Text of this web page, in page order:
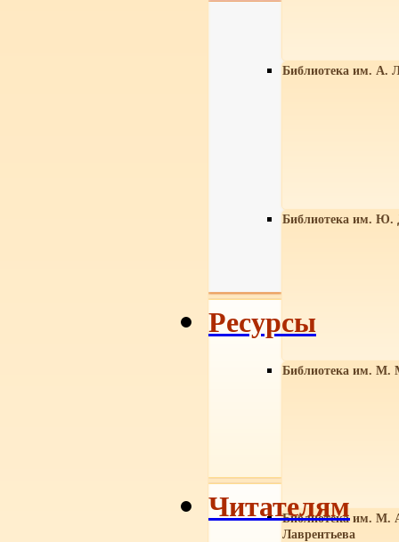
Библиотека им. А.
Библиотека им. Ю.
Библиотека им. М.
Библиотека им. М.
Лаврентьева
Ресурсы
Читателям